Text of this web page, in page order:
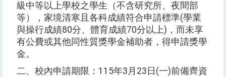
級中等以上學校之學生（不含研究所、夜間部
等），家境清寒且各科成績符合申請標準(學業
與操行成績80分、體育成績70分以上) ，而未享
有公費或其他同性質獎學金補助者，得申請獎學
金。
二、校內申請期限： 115年3 月 23 日 (一)前備齊資